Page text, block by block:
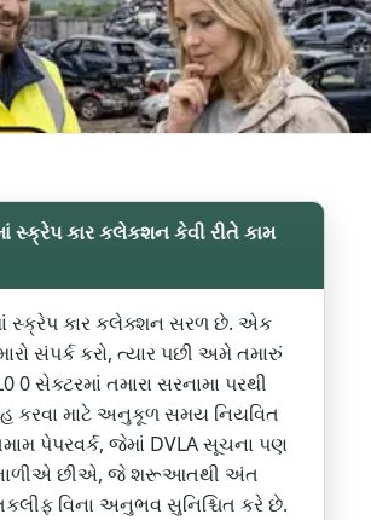
સ્ક્રેપ કાર કલેકશન કેવી રીતે કામ
સ્ક્રેપ કાર કલેક્શન સરળ છે. એક
સંપર્ક કરો, ત્યાર પછી અમે તમારું
0 સેક્ટરમાં તમારા સરનામા પરથી
કરવા માટે અનુકૂળ સમય નિયવિત
પેપરવર્ક, જેમાં DVLA સૂચના પણ
છીએ, જે શરૂઆતથી અંત
વિના અનુભવ સુનિશ્ચિત કરે છે.